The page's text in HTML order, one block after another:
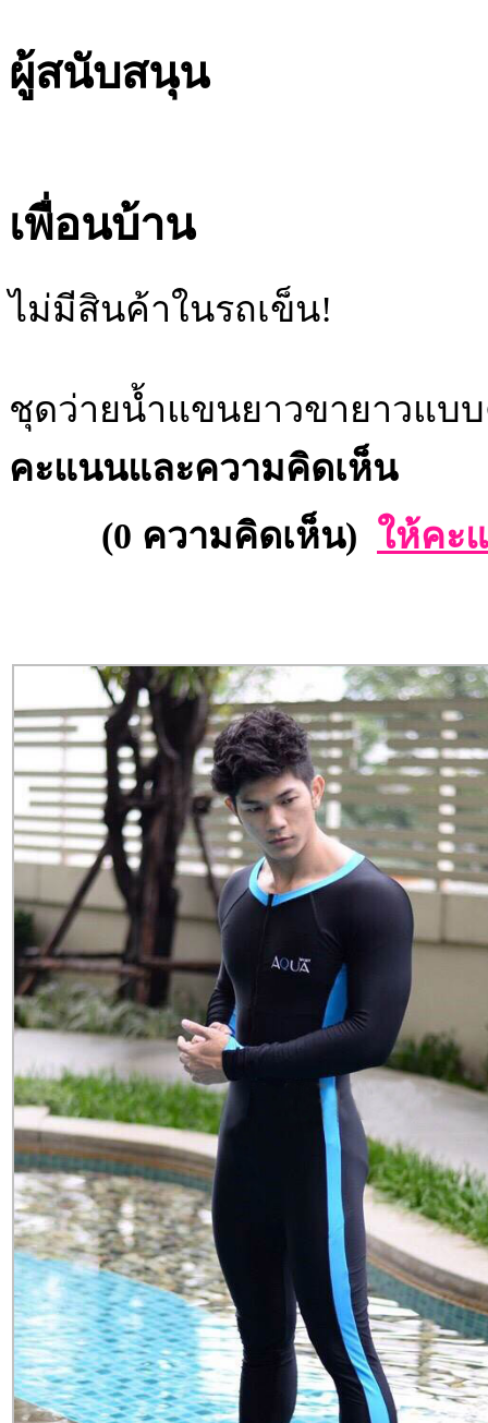
ผู้สนับสนุน
เพื่อนบ้าน
ไม่มีสินค้าในรถเข็น!
ชุดว่ายน้ำแขนยาวขายาวแบ
คะแนนและความคิดเห็น
(0 ความคิดเห็น) ให้คะ